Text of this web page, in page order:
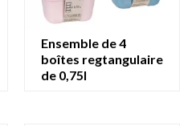
ensemble de 4
boîtes regtangulaire
de 0,75l